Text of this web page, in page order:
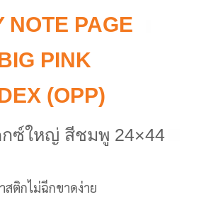
NOTE PAGE
PINK
(OPP)
ซ์ใหญ่ สีชมพู 24×44
ติกไม่ฉีกขาดง่าย